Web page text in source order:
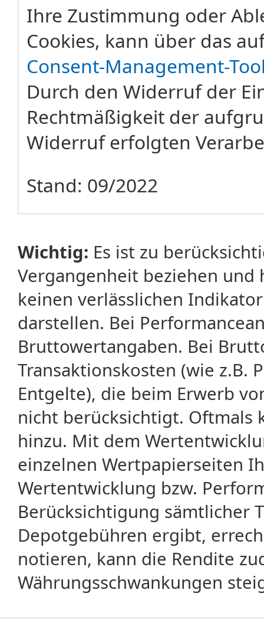
Ihre Zustimmung oder
Cookies, kann über das
Consent-Management-
Durch den Widerruf der
Rechtmäßigkeit der
Widerruf erfolgten
Stand: 09/2022
Wichtig: Es ist zu
Vergangenheit beziehen
keinen verlässlichen
darstellen. Bei
Bruttowertangaben. Bei
Transaktionskosten (wie z.B.
Entgelte), die beim Erwerb
nicht berücksichtigt. Oftmals
hinzu. Mit dem
einzelnen Wertpapierseiten
Wertentwicklung bzw.
Berücksichtigung sämtlicher
Depotgebühren ergibt,
notieren, kann die Rendite
Währungsschwankungen